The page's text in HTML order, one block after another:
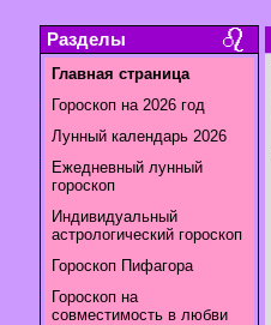
Разделы
Главная страница
Гороскоп на 2026 год
Лунный календарь 2026
Ежедневный лунный
гороскоп
Индивидуальный
астрологический гороскоп
Гороскоп Пифагора
Гороскоп на
совместимость в любви